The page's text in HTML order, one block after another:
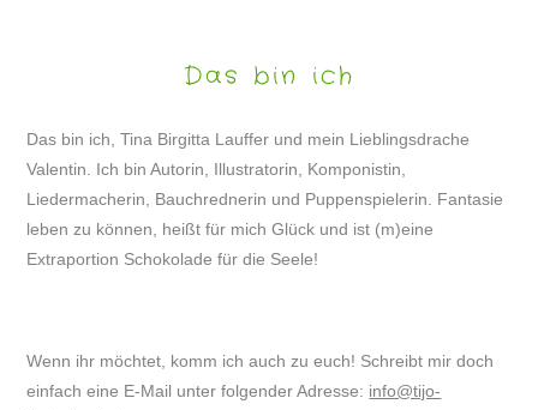
Das bin ich
Das bin ich, Tina Birgitta Lauffer und mein Lieblingsdrache
Valentin. Ich bin Autorin, Illustratorin, Komponistin,
Liedermacherin, Bauchrednerin und Puppenspielerin. Fantasie
leben zu können, heißt für mich Glück und ist (m)eine
Extraportion Schokolade für die Seele!
Wenn ihr möchtet, komm ich auch zu euch! Schreibt mir doch
einfach eine E-Mail unter folgender Adresse: info@tijo-